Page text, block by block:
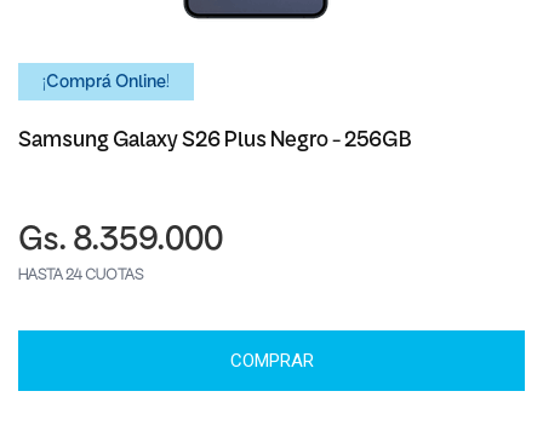
¡Comprá Online!
Samsung Galaxy S26 Plus Negro - 256GB
Gs. 8.359.000
HASTA 24 CUOTAS
COMPRAR